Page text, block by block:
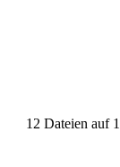
12 Dateien auf